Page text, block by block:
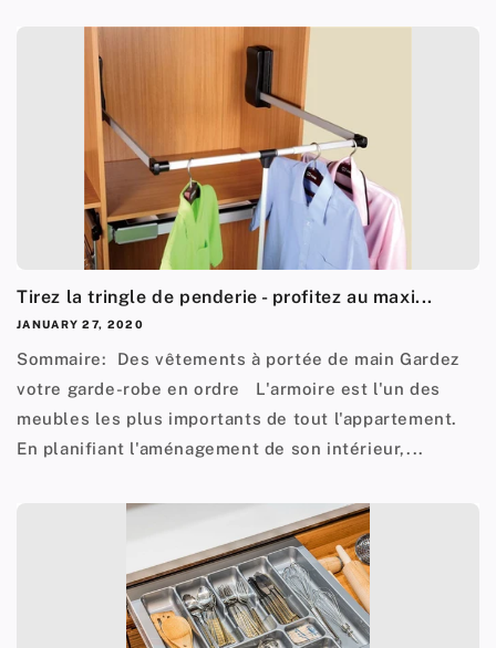
Tirez la tringle de penderie - profitez au maxi...
JANUARY 27, 2020
Sommaire: Des vêtements à portée de main Gardez
votre garde-robe en ordre L'armoire est l'un des
meubles les plus importants de tout l'appartement.
En planifiant l'aménagement de son intérieur,...